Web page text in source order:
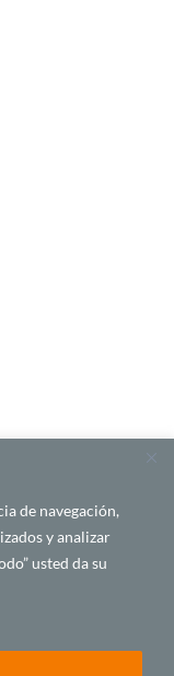
de navegación,
y analizar
usted da su